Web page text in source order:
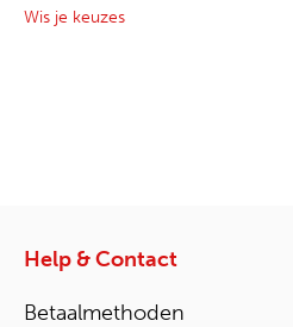
Wis je keuzes
Help & Contact
Betaalmethoden